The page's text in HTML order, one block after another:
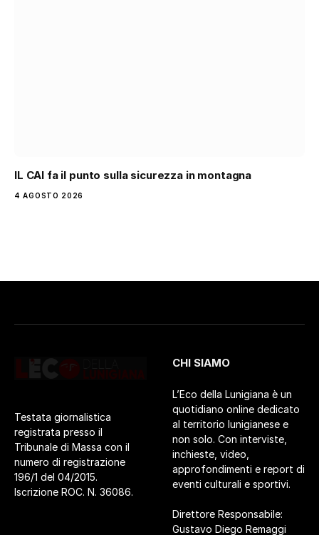
IL CAI fa il punto sulla sicurezza in montagna
4 AGOSTO 2026
Testata giornalistica
registrata presso il
Tribunale di Massa con il
numero di registrazione
196/1 del 04/2015.
Iscrizione ROC. N. 36086.
CHI SIAMO
L’Eco della Lunigiana è un
quotidiano online dedicato
al territorio lunigianese e
non solo. Con interviste,
inchieste, video,
approfondimenti e report di
eventi culturali e sportivi.
Direttore Responsabile:
Gustavo Diego Remaggi